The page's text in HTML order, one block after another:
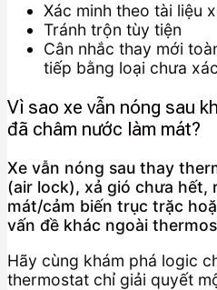
Xác minh theo tài liệu
Tránh trộn tùy tiện
Cân nhắc thay mới
tiếp bằng loại chưa
Vì sao xe vẫn nóng sau
đã châm nước làm mát?
Xe vẫn nóng sau thay
(air lock), xả gió chưa hết,
mát/cảm biến trục trặc
vấn đề khác ngoài
Hãy cùng khám phá logic
thermostat chỉ giải quyết